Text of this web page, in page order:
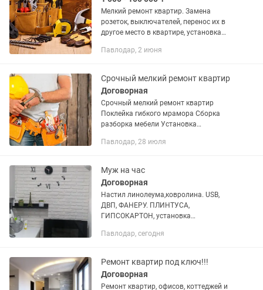
Мелкий ремонт квартир. Замена
розеток, выключателей, перенос их в
другое место в квартире, установка
автоматов. Замена смесителя,
стиральных...
Павлодар, 2 июня
Срочный мелкий ремонт квартир
Договорная
Срочный мелкий ремонт квартир
Поклейка гибкого мрамора Сборка
разборка мебели Установка
порожки плинтуса
Павлодар, 28 июля
Муж на час
Договорная
Настил линолеума,ковролина. USB,
ДВП, ФАНЕРУ. ПЛИНТУСА,
ГИПСОКАРТОН, установка
протяжка пола, убираю скрип пола.
Павлодар, сегодня
Ремонт квартир под ключ!!!
Договорная
Ремонт квартир, офисов, коттеджей и